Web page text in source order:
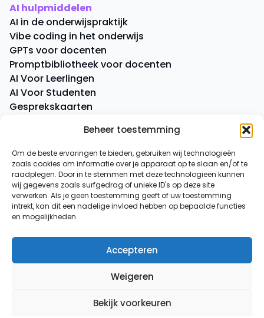
Beheer toestemming
Om de beste ervaringen te bieden, gebruiken wij technologieën
zoals cookies om informatie over je apparaat op te slaan en/of te
raadplegen. Door in te stemmen met deze technologieën kunnen
wij gegevens zoals surfgedrag of unieke ID's op deze site
verwerken. Als je geen toestemming geeft of uw toestemming
intrekt, kan dit een nadelige invloed hebben op bepaalde functies
en mogelijkheden.
Accepteren
Weigeren
Bekijk voorkeuren
AI hulpmiddelen
AI in de onderwijspraktijk
Vibe coding in het onderwijs
GPTs voor docenten
Promptbibliotheek voor docenten
AI Voor Leerlingen
AI Voor Studenten
Gesprekskaarten
Overige
AI-spiekbriefje
AI-tussenuurtje
Over ons
Contact
AI voor Docenten
Powered byEnvolutions